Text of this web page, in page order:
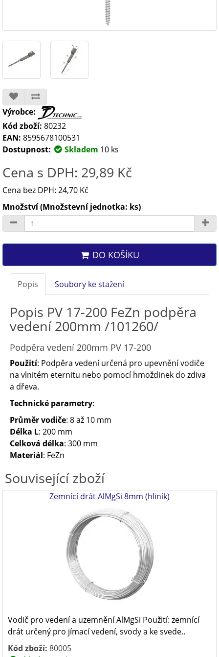
Výrobce:
Kód zboží: 80232
EAN: 8595678100531
Dostupnost:
Skladem 10 ks
Cena s DPH: 29,89 Kč
Cena bez DPH: 24,70 Kč
Množství (Množstevní jednotka: ks)
DO KOŠÍKU
Popis Soubory ke stažení
Popis PV 17-200 FeZn podpěra
vedení 200mm /101260/
Podpěra vedení 200mm PV 17-200
Použití: Podpěra vedení určená pro upevnění vodiče
na vlnitém eternitu nebo pomocí hmoždinek do zdiva
a dřeva.
Technické parametry:
Průměr vodiče: 8 až 10 mm
Délka L: 200 mm
Celková délka: 300 mm
Materiál: FeZn
Související zboží
Zemnící drát AlMgSi 8mm (hliník)
Vodič pro vedení a uzemnění AlMgSi Použití: zemnící
drát určený pro jímací vedení, svody a ke svede..
Kód zboží: 80005